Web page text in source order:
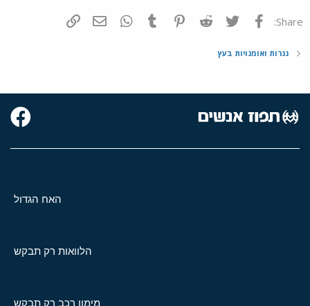
Share: פייסבוק Twitter
Reddit
Pinterest
Tumblr
WhatsAppדואר אלקטרוני
נגרות ואומנויות בעץ
האח הגדול
הלוואות רק תבקש
מימון רכב רק תבקש